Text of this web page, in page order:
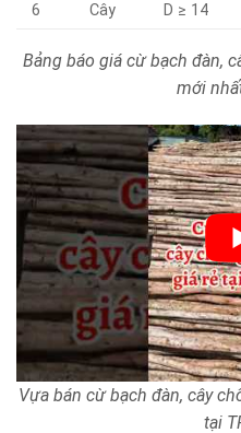
6
Cây D ≥ 14
Bảng báo giá cừ bạch đàn,
mới
Vựa bán cừ bạch đàn, cây
tại